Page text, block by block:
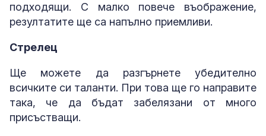
подходящи. С малко повече въображение,
резултатите ще са напълно приемливи.
Стрелец
Ще можете да разгърнете убедително
всичките си таланти. При това ще го направите
така, че да бъдат забелязани от много
присъстващи.